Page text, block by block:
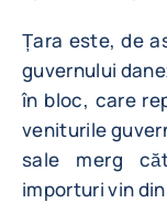
Țara este, de
guvernului
în bloc, care
veniturile
sale merg
importuri vin